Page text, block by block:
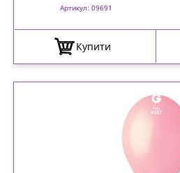
Артикул: 09691
Купити